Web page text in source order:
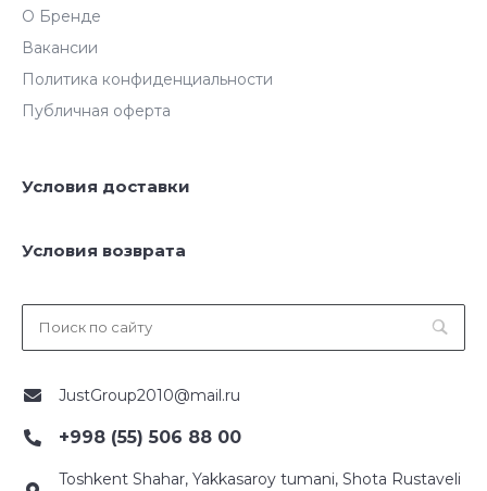
О Бренде
Вакансии
Политика конфиденциальности
Публичная оферта
Условия доставки
Условия возврата
JustGroup2010@mail.ru
+998 (55) 506 88 00
Toshkent Shahar, Yakkasaroy tumani, Shota Rustaveli